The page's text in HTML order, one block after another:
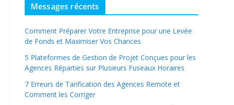
Messages récents
Comment Préparer Votre Entreprise pour une Levée
de Fonds et Maximiser Vos Chances
5 Plateformes de Gestion de Projet Conçues pour les
Agences Réparties sur Plusieurs Fuseaux Horaires
7 Erreurs de Tarification des Agences Remote et
Comment les Corriger